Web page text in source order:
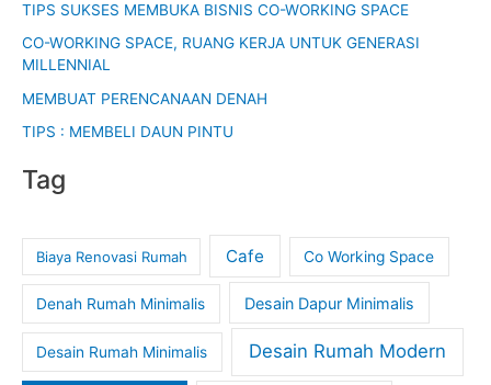
TIPS SUKSES MEMBUKA BISNIS CO-WORKING SPACE
CO-WORKING SPACE, RUANG KERJA UNTUK GENERASI
MILLENNIAL
MEMBUAT PERENCANAAN DENAH
TIPS : MEMBELI DAUN PINTU
Tag
Biaya Renovasi Rumah Cafe Co Working Space
Denah Rumah Minimalis Desain Dapur Minimalis
Desain Rumah Minimalis Desain Rumah Modern